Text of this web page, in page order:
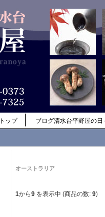
ップ ブログ清水台平野屋の日
オーストラリア
1から9 を表示中 (商品の数: 9)